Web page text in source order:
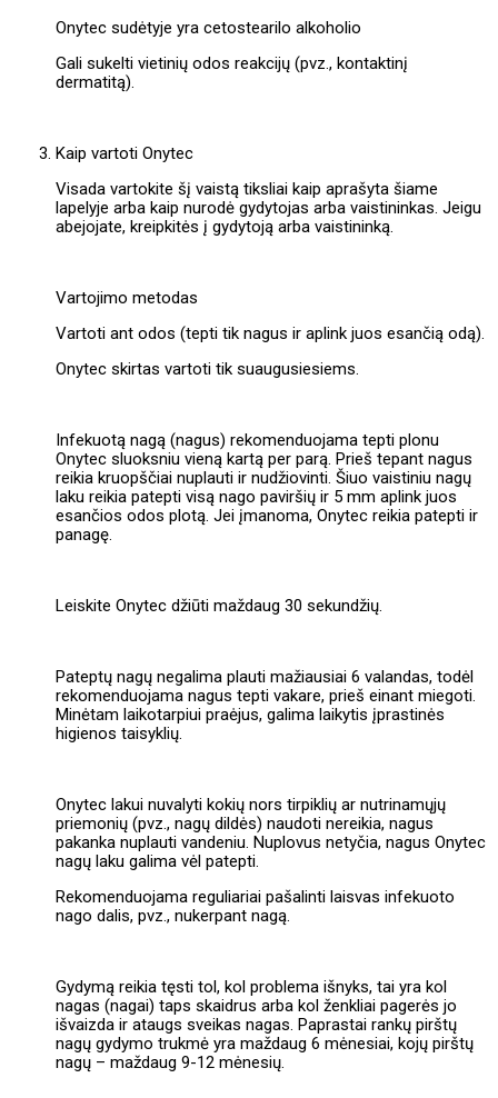
Onytec sudėtyje yra cetostearilo alkoholio
Gali sukelti vietinių odos reakcijų (pvz., kontaktinį
dermatitą).
Kaip vartoti Onytec
Visada vartokite šį vaistą tiksliai kaip aprašyta šiame
lapelyje arba kaip nurodė gydytojas arba vaistininkas. Jeigu
abejojate, kreipkitės į gydytoją arba vaistininką.
Vartojimo metodas
Vartoti ant odos (tepti tik nagus ir aplink juos esančią odą).
Onytec skirtas vartoti tik suaugusiesiems.
Infekuotą nagą (nagus) rekomenduojama tepti plonu
Onytec sluoksniu vieną kartą per parą. Prieš tepant nagus
reikia kruopščiai nuplauti ir nudžiovinti. Šiuo vaistiniu nagų
laku reikia patepti visą nago paviršių ir 5 mm aplink juos
esančios odos plotą. Jei įmanoma, Onytec reikia patepti ir
panagę.
Leiskite Onytec džiūti maždaug 30 sekundžių.
Pateptų nagų negalima plauti mažiausiai 6 valandas, todėl
rekomenduojama nagus tepti vakare, prieš einant miegoti.
Minėtam laikotarpiui praėjus, galima laikytis įprastinės
higienos taisyklių.
Onytec lakui nuvalyti kokių nors tirpiklių ar nutrinamųjų
priemonių (pvz., nagų dildės) naudoti nereikia, nagus
pakanka nuplauti vandeniu. Nuplovus netyčia, nagus Onytec
nagų laku galima vėl patepti.
Rekomenduojama reguliariai pašalinti laisvas infekuoto
nago dalis, pvz., nukerpant nagą.
Gydymą reikia tęsti tol, kol problema išnyks, tai yra kol
nagas (nagai) taps skaidrus arba kol ženkliai pagerės jo
išvaizda ir ataugs sveikas nagas. Paprastai rankų pirštų
nagų gydymo trukmė yra maždaug 6 mėnesiai, kojų pirštų
nagų – maždaug 9-12 mėnesių.